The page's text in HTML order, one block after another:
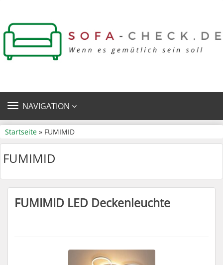
TOGGLE
NAVIGATION
Startseite » FUMIMID
FUMIMID
FUMIMID LED Deckenleuchte